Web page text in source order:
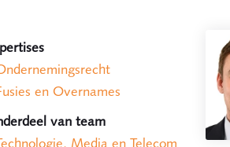
en Overnames
van team
Media en Telecom